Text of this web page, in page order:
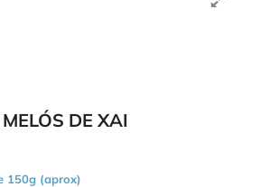
DE XAI
150g (aprox)